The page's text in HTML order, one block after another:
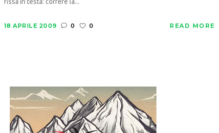
18 APRILE 2009 0 0 READ MORE